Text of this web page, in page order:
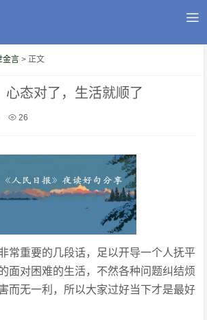
金言 > 正文
心态对了，生活就顺了
26
常重要的几段话，足以开导一个人抚平
面对困难的生活，不然各种问题纠结烦
而无一利，所以大家过好当下才是最好